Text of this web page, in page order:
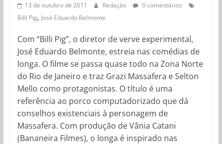
13 de outubro de 2011 Redação
0 comentários
Billi Pig, José Eduardo Belmonte
Com “Billi Pig”, o diretor de verve experimental,
José Eduardo Belmonte, estreia nas comédias de
longa. O filme se passa quase todo na Zona Norte
do Rio de Janeiro e traz Grazi Massafera e Selton
Mello como protagonistas. O título é uma
referência ao porco computadorizado que dá
conselhos existenciais à personagem de
Massafera. Com produção de Vânia Catani
(Bananeira Filmes), o longa é inspirado nas